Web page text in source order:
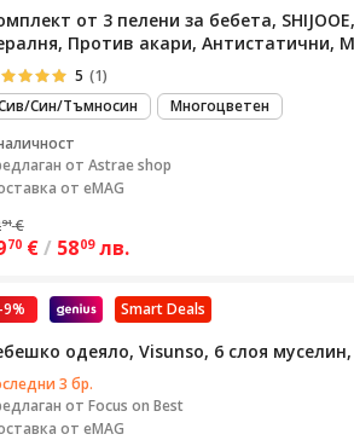
от 3 пелени за бебета,
Против акари, Антистатични,
5 (1)
Син/Тъмносин
Многоцветен
от Astrae shop
от eMAG
91 €
70 €/ 5809 лв.
Smart Deals
-9%
одеяло, Visunso, 6 слоя
3 бр.
от Focus on Best
от eMAG